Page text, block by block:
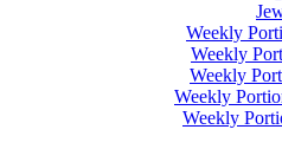
Weekly
Weekly
Weekly
Weekly
Weekly